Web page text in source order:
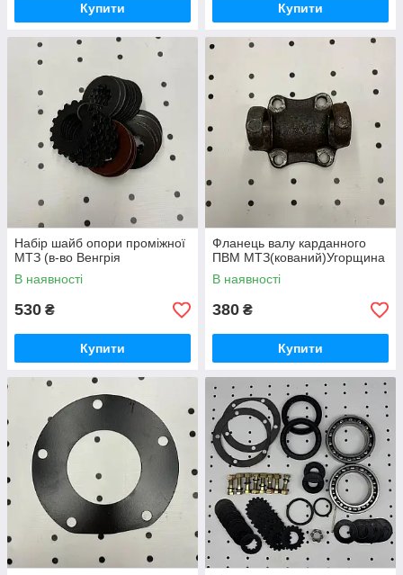
Купити Купити
Набір шайб опори проміжної
МТЗ (в-во Венгрія
В наявності
530 ₴
Купити
Фланець валу карданного
ПВМ МТЗ(кований)Угорщина
В наявності
380 ₴
Купити